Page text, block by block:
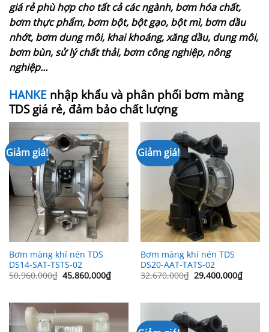
giá rẻ phù hợp cho tất cả các ngành, bơm hóa chất,
bơm thực phẩm, bơm bột, bột gạo, bột mì, bơm dầu
nhớt, bơm dung môi, khai khoáng, xăng dầu, dung môi,
bơm bùn, sử lý chất thải, bơm công nghiệp, nông
nghiệp…
HANKE nhập khẩu và phân phối bơm màng
TDS giá rẻ, đảm bảo chất lượng
Giảm giá!
Bơm màng khí nén TDS
DS14-SAT-TSTS-02
50,960,000₫ Giá
gốc
45,860,000₫Giá
hiện
45,860,000₫.
Giảm giá!
Bơm màng khí nén TDS
DS20-AAT-TATS-02
32,670,000₫ Giá
gốc
29,400,000₫Giá
hiện